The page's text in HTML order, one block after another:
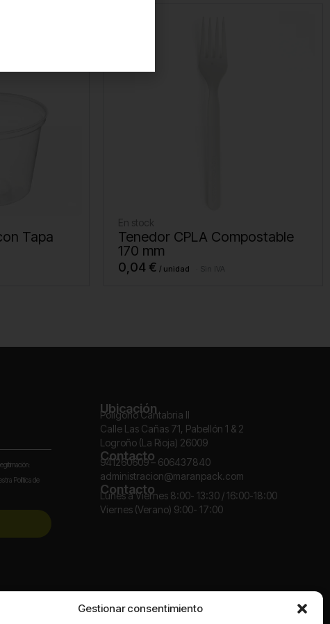
Gestionar consentimiento
Tapa
En stock
Tenedor CPLA Compostable
170 mm
0,04 € Sin IVA
Política de
Ubicación
Polígono Cantabria II
Calle Las Cañas 71, Pabellón 1 & 2
Logroño (La Rioja) 26009
Contacto
941260609 – 606437840
administracion@maranpack.com
Contacto
Lunes a Viernes 8:00- 13:30 / 16:00-18:00
Viernes (Verano) 9:00- 17:00
Redes